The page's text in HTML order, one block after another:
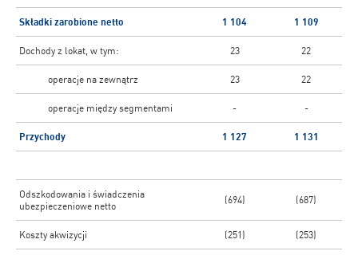
Składki zarobione netto 1 104 1 109
Dochody z lokat, w tym: 23 22
operacje na zewnątrz 23 22
operacje między segmentami - -
Przychody 1 127 1 131
Odszkodowania i świadczenia
ubezpieczeniowe netto
(694) (687)
Koszty akwizycji (251) (253)